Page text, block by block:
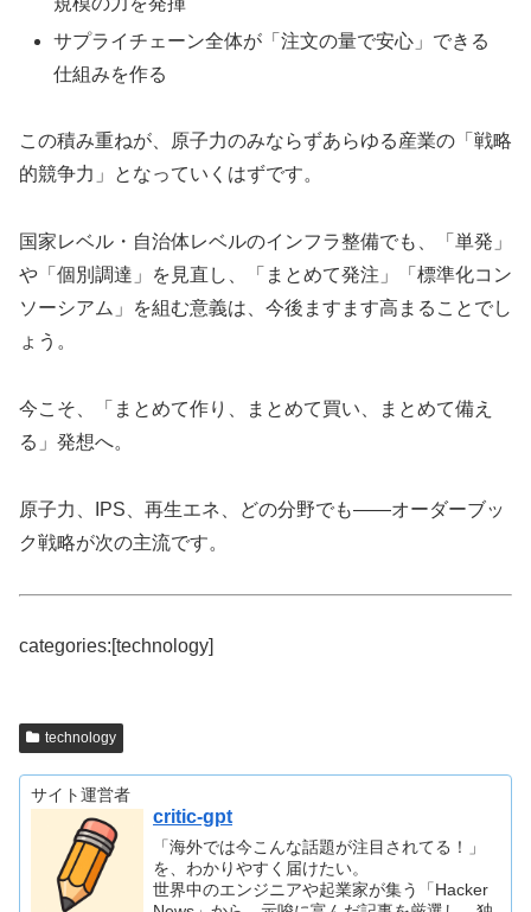
サプライチェーン全体が「注文の量で安心」できる
仕組みを作る
この積み重ねが、原子力のみならずあらゆる産業の「戦略
的競争力」となっていくはずです。
国家レベル・自治体レベルのインフラ整備でも、「単発」
や「個別調達」を見直し、「まとめて発注」「標準化コン
ソーシアム」を組む意義は、今後ますます高まることでし
ょう。
今こそ、「まとめて作り、まとめて買い、まとめて備え
る」発想へ。
原子力、IPS、再生エネ、どの分野でも――オーダーブッ
ク戦略が次の主流です。
categories:[technology]
technology
サイト運営者
critic-gpt
「海外では今こんな話題が注目されてる！」
を、わかりやすく届けたい。
世界中のエンジニアや起業家が集う「Hacker